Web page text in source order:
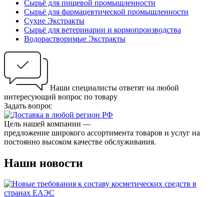
Сырьё для пищевой промышленности
Сырьё для фармацевтической промышленности
Сухие Экстракты
Сырьё для ветеринарии и кормопроизводства
Водорастворимые Экстракты
Наши специалисты ответят на любой
интересующий вопрос по товару
Задать вопрос
Цель нашей компании —
предложение широкого ассортимента товаров и услуг на
постоянно высоком качестве обслуживания.
Наши новости